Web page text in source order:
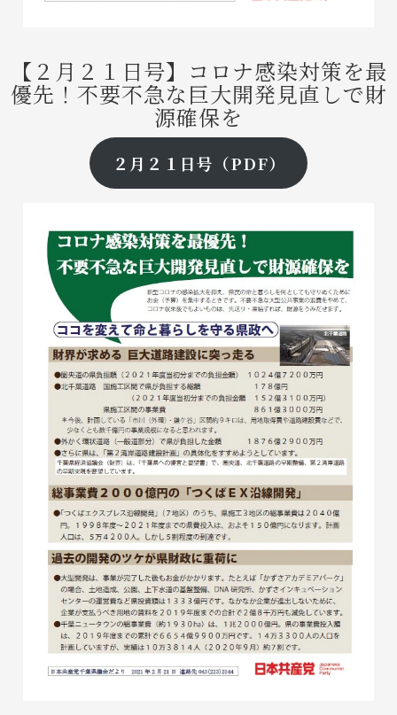
【２月２１日号】 コロナ感染対策を最
優先！ 不要不急な巨大開発見直しで財
源確保を
２月２１日号（PDF）